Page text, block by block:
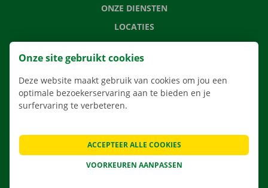
ONZE DIENSTEN
LOCATIES
APP
VERHUISOPLOSSINGEN
VEELGESTELDE VRAGEN
NIEUWS
Onze site gebruikt cookies
Deze website maakt gebruik van cookies om jou een
optimale bezoekerservaring aan te bieden en je
surfervaring te verbeteren.
VOORKEUREN AANPASSEN
ACCEPTEER ALLE COOKIES